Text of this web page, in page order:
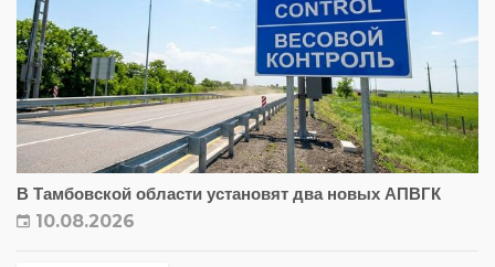
В Тамбовской области установят два новых АПВГК
10.08.2026